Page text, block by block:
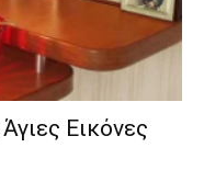
Εικόνες